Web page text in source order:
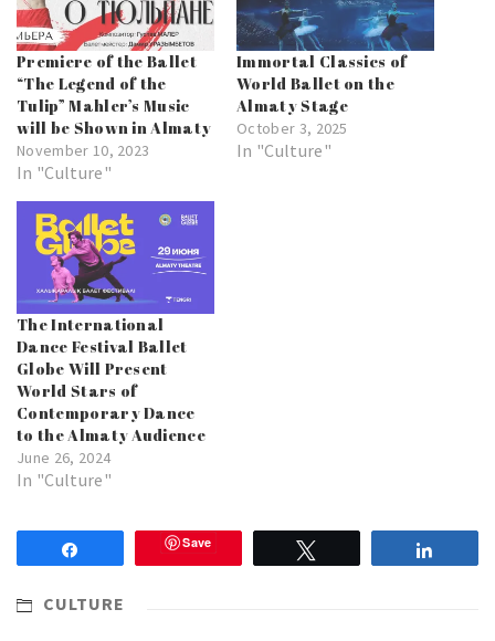
Premiere of the Ballet
“The Legend of the
Tulip” Mahler’s Music
will be Shown in Almaty
November 10, 2023
In "Culture"
Immortal Classics of
World Ballet on the
Almaty Stage
October 3, 2025
In "Culture"
The International
Dance Festival Ballet
Globe Will Present
World Stars of
Contemporary Dance
to the Almaty Audience
June 26, 2024
In "Culture"
Save
CULTURE